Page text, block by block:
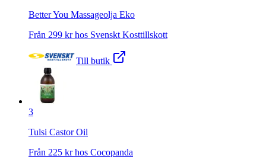
Better You Massageolja Eko
Från 299 kr hos Svenskt Kosttillskott
Till butik
3
Tulsi Castor Oil
Från 225 kr hos Cocopanda